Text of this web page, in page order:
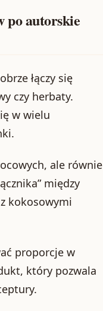
po autorskie
łączy się
czy herbaty.
w wielu
ale równie
między
kokosowymi
proporcje w
który pozwala